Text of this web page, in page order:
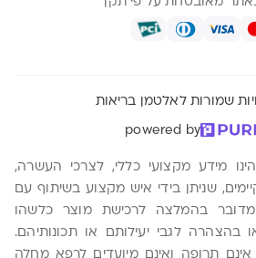
שמורות לאלטמן בריאות
powered by
מידע מקצועי כללי, לצרכי העשרה,
שניתן בידי איש מקצוע בשיתוף עם
בהמלצה לרכישת מוצר כלשהו
לגבי יעילותם או תכונותיהם.
תרופה ואינם מיועדים לרפא מחלה